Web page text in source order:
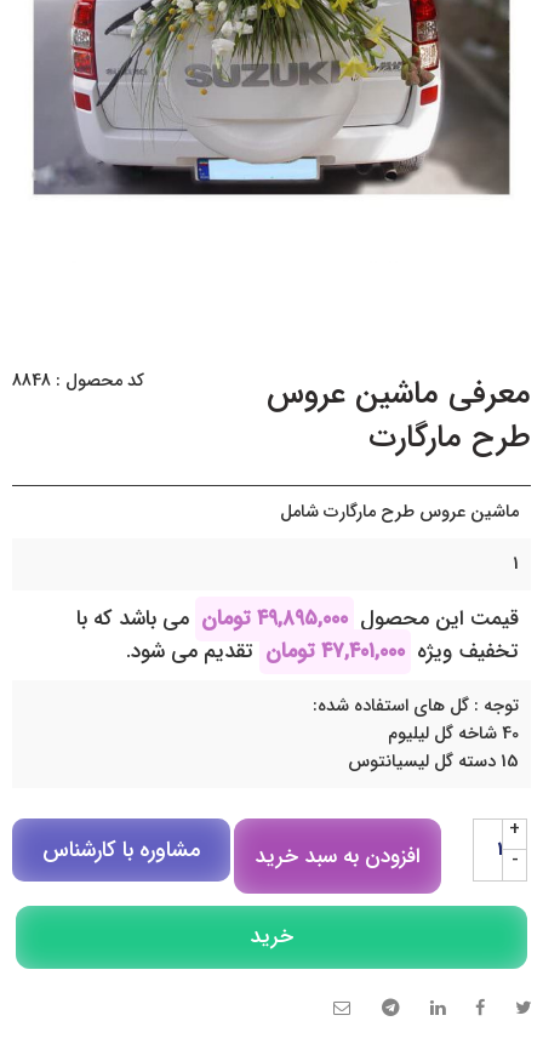
معرفی ماشین عروس
طرح مارگارت
کد محصول : 8848
ماشین عروس طرح مارگارت شامل
1
قیمت این محصول ۴۹,۸۹۵,۰۰۰تومان می باشد که با
تخفیف ویژه ۴۷,۴۰۱,۰۰۰تومان تقدیم می شود.
توجه : گل های استفاده شده:
40 شاخه گل لیلیوم
15 دسته گل لیسیانتوس
+
-
افزودن به سبد خرید مشاوره با کارشناس
مشاوره در روبیکا
تلگرام
خرید